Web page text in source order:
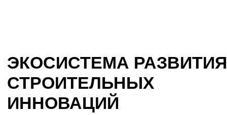
Банк технологических
запросов аккумулирует
реальные потребности